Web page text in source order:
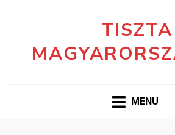
TISZTA
MENU